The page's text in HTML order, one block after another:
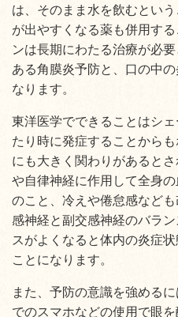
は、そのまま水を飲むとい
が出やすくなる薬も併用す
ンは長期にわたる治療が必
ある角膜炎予防と、口の中
なります。
東洋医学でできることはシ
たり時に発症することから
にも大きく関わりがあると
や自律神経に作用して全身
のこと、冷えや倦怠感など
感神経と副交感神経のバラ
スがよくなると体内の炎症
ことになります。
また、予防の意識を強める
でのスマホなどの使用で眼